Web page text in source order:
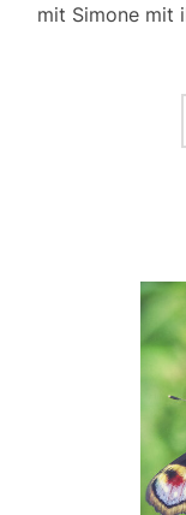
mit Simone mit